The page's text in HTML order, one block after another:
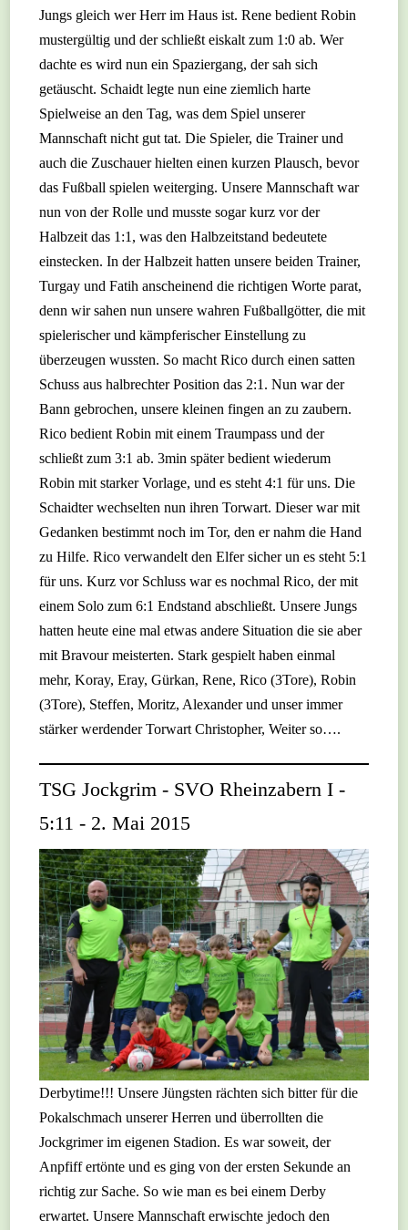
Jungs gleich wer Herr im Haus ist. Rene bedient Robin
mustergültig und der schließt eiskalt zum 1:0 ab. Wer
dachte es wird nun ein Spaziergang, der sah sich
getäuscht. Schaidt legte nun eine ziemlich harte
Spielweise an den Tag, was dem Spiel unserer
Mannschaft nicht gut tat. Die Spieler, die Trainer und
auch die Zuschauer hielten einen kurzen Plausch, bevor
das Fußball spielen weiterging. Unsere Mannschaft war
nun von der Rolle und musste sogar kurz vor der
Halbzeit das 1:1, was den Halbzeitstand bedeutete
einstecken. In der Halbzeit hatten unsere beiden Trainer,
Turgay und Fatih anscheinend die richtigen Worte parat,
denn wir sahen nun unsere wahren Fußballgötter, die mit
spielerischer und kämpferischer Einstellung zu
überzeugen wussten. So macht Rico durch einen satten
Schuss aus halbrechter Position das 2:1. Nun war der
Bann gebrochen, unsere kleinen fingen an zu zaubern.
Rico bedient Robin mit einem Traumpass und der
schließt zum 3:1 ab. 3min später bedient wiederum
Robin mit starker Vorlage, und es steht 4:1 für uns. Die
Schaidter wechselten nun ihren Torwart. Dieser war mit
Gedanken bestimmt noch im Tor, den er nahm die Hand
zu Hilfe. Rico verwandelt den Elfer sicher un es steht 5:1
für uns. Kurz vor Schluss war es nochmal Rico, der mit
einem Solo zum 6:1 Endstand abschließt. Unsere Jungs
hatten heute eine mal etwas andere Situation die sie aber
mit Bravour meisterten. Stark gespielt haben einmal
mehr, Koray, Eray, Gürkan, Rene, Rico (3Tore), Robin
(3Tore), Steffen, Moritz, Alexander und unser immer
stärker werdender Torwart Christopher, Weiter so….
TSG Jockgrim - SVO Rheinzabern I -
5:11 - 2. Mai 2015
Derbytime!!! Unsere Jüngsten rächten sich bitter für die
Pokalschmach unserer Herren und überrollten die
Jockgrimer im eigenen Stadion. Es war soweit, der
Anpfiff ertönte und es ging von der ersten Sekunde an
richtig zur Sache. So wie man es bei einem Derby
erwartet. Unsere Mannschaft erwischte jedoch den